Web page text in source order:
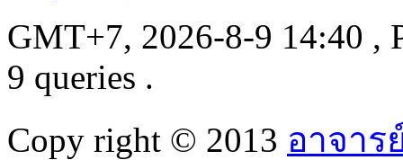
GMT+7, 2026-8-9 14:40 ,
9 queries .
Copy right © 2013 อาจาร